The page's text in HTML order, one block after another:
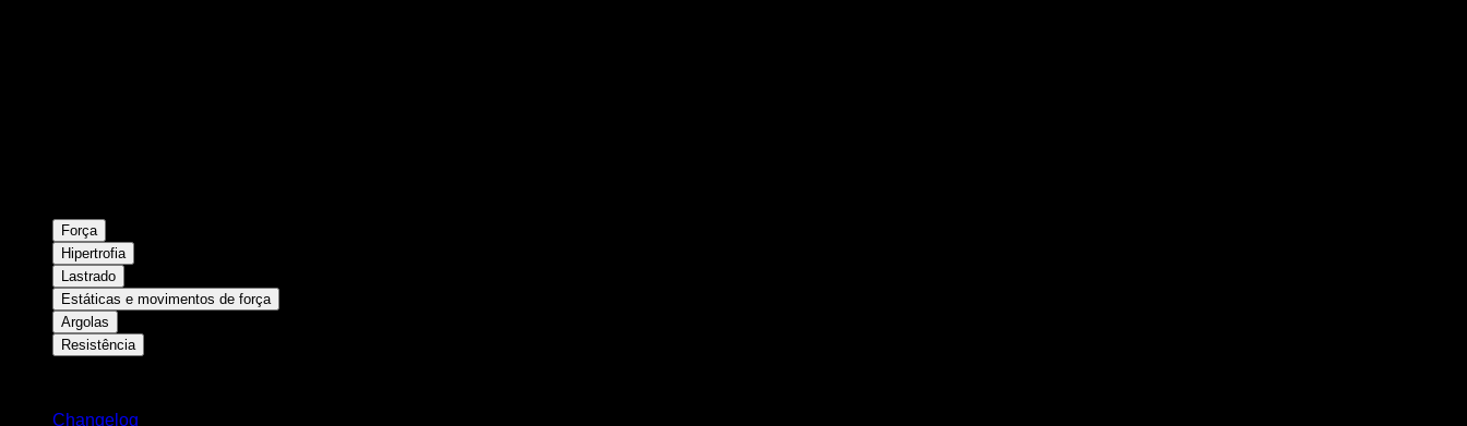
Força
Hipertrofia
Lastrado
Estáticas e movimentos de força
Argolas
Resistência
Changelog